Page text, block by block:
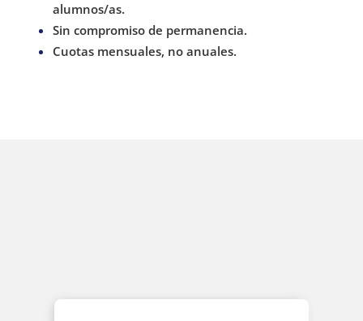
alumnos/as.
Sin compromiso de permanencia.
Cuotas mensuales, no anuales.